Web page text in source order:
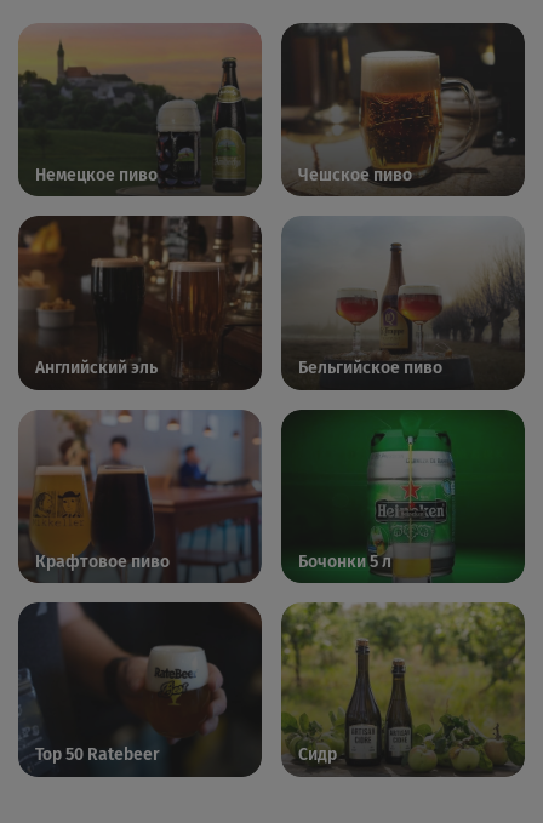
Немецкое пиво Чешское пиво
Английский эль Бельгийское пиво
Крафтовое пиво Бочонки 5 л
Top 50 Ratebeer Сидр